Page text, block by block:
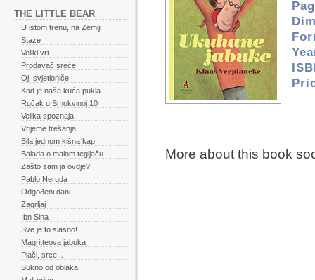
THE LITTLE BEAR
U istom trenu, na Zemlji
Staze
Veliki vrt
Prodavač sreće
Oj, svjetioniče!
Kad je naša kuća pukla
Ručak u Smokvinoj 10
Velika spoznaja
Vrijeme trešanja
Bila jednom kišna kap
Balada o malom tegljaču
Zašto sam ja ovdje?
Pablo Neruda
Odgođeni dani
Zagrljaj
Ibn Sina
Sve je to slasno!
Magritteova jabuka
Plači, srce...
Sukno od oblaka
More about this book